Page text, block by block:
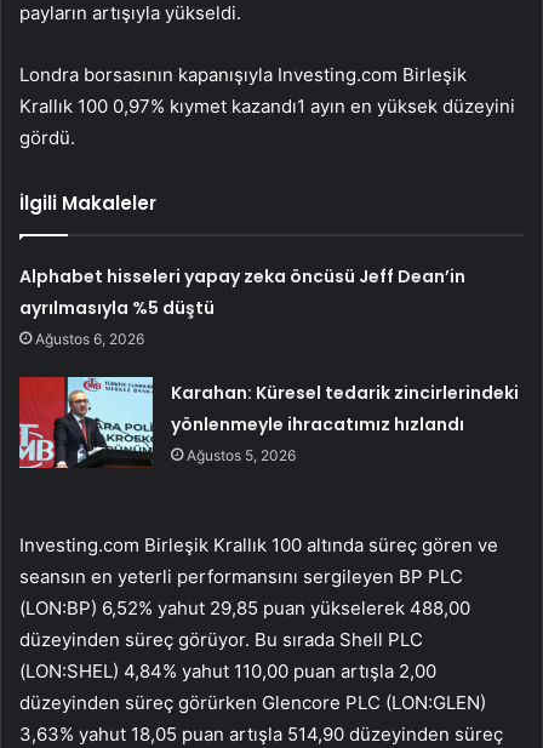
payların artışıyla yükseldi.
Londra borsasının kapanışıyla Investing.com Birleşik
Krallık 100 0,97% kıymet kazandı1 ayın en yüksek düzeyini
gördü.
İlgili Makaleler
Alphabet hisseleri yapay zeka öncüsü Jeff Dean’in
ayrılmasıyla %5 düştü
Ağustos 6, 2026
Karahan: Küresel tedarik zincirlerindeki
yönlenmeyle ihracatımız hızlandı
Ağustos 5, 2026
Investing.com Birleşik Krallık 100 altında süreç gören ve
seansın en yeterli performansını sergileyen BP PLC
(LON:BP) 6,52% yahut 29,85 puan yükselerek 488,00
düzeyinden süreç görüyor. Bu sırada Shell PLC
(LON:SHEL) 4,84% yahut 110,00 puan artışla 2,00
düzeyinden süreç görürken Glencore PLC (LON:GLEN)
3,63% yahut 18,05 puan artışla 514,90 düzeyinden süreç